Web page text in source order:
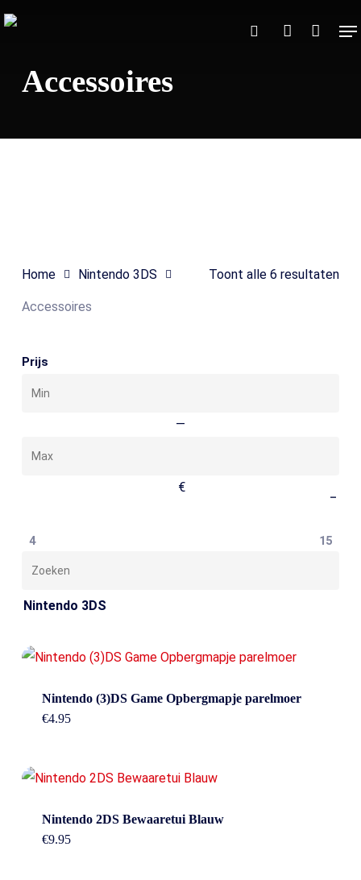
Skip
content
search account
Close
Accessoires
Toont alle 6 resultaten
Home Nintendo 3DS
Accessoires
Prijs
Min
—Max
€
–
4 15
Zoeken
Nintendo 3DS
Nintendo (3)DS Game Opbergmapje parelmoer
€4.95
Nintendo 2DS Bewaaretui Blauw
€9.95